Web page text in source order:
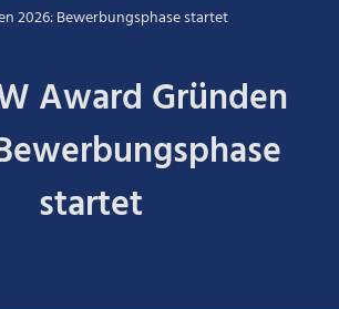
2026: Bewerbungsphase startet
Award Gründen
startet